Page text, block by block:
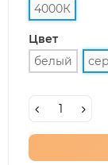
4000К
Цвет
белый